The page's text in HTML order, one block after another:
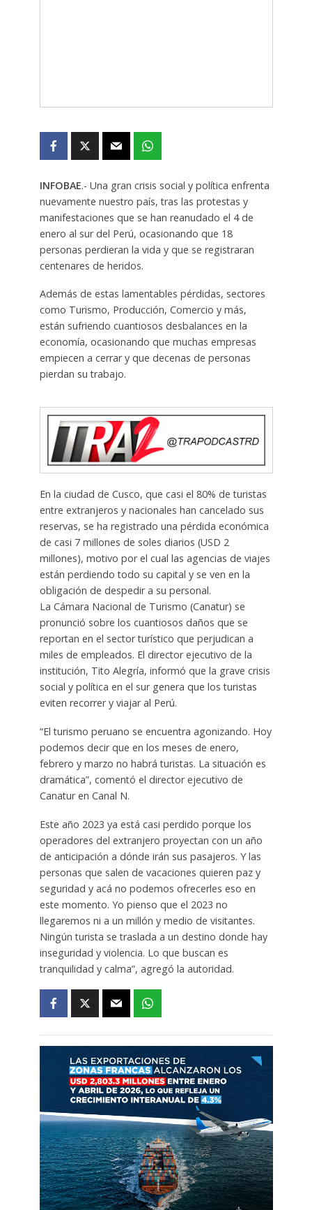
INFOBAE.- Una gran crisis social y política enfrenta
nuevamente nuestro país, tras las protestas y
manifestaciones que se han reanudado el 4 de
enero al sur del Perú, ocasionando que 18
personas perdieran la vida y que se registraran
centenares de heridos.
Además de estas lamentables pérdidas, sectores
como Turismo, Producción, Comercio y más,
están sufriendo cuantiosos desbalances en la
economía, ocasionando que muchas empresas
empiecen a cerrar y que decenas de personas
pierdan su trabajo.
En la ciudad de Cusco, que casi el 80% de turistas
entre extranjeros y nacionales han cancelado sus
reservas, se ha registrado una pérdida económica
de casi 7 millones de soles diarios (USD 2
millones), motivo por el cual las agencias de viajes
están perdiendo todo su capital y se ven en la
obligación de despedir a su personal.
La Cámara Nacional de Turismo (Canatur) se
pronunció sobre los cuantiosos daños que se
reportan en el sector turístico que perjudican a
miles de empleados. El director ejecutivo de la
institución, Tito Alegría, informó que la grave crisis
social y política en el sur genera que los turistas
eviten recorrer y viajar al Perú.
“El turismo peruano se encuentra agonizando. Hoy
podemos decir que en los meses de enero,
febrero y marzo no habrá turistas. La situación es
dramática”, comentó el director ejecutivo de
Canatur en Canal N.
Este año 2023 ya está casi perdido porque los
operadores del extranjero proyectan con un año
de anticipación a dónde irán sus pasajeros. Y las
personas que salen de vacaciones quieren paz y
seguridad y acá no podemos ofrecerles eso en
este momento. Yo pienso que el 2023 no
llegaremos ni a un millón y medio de visitantes.
Ningún turista se traslada a un destino donde hay
inseguridad y violencia. Lo que buscan es
tranquilidad y calma”, agregó la autoridad.